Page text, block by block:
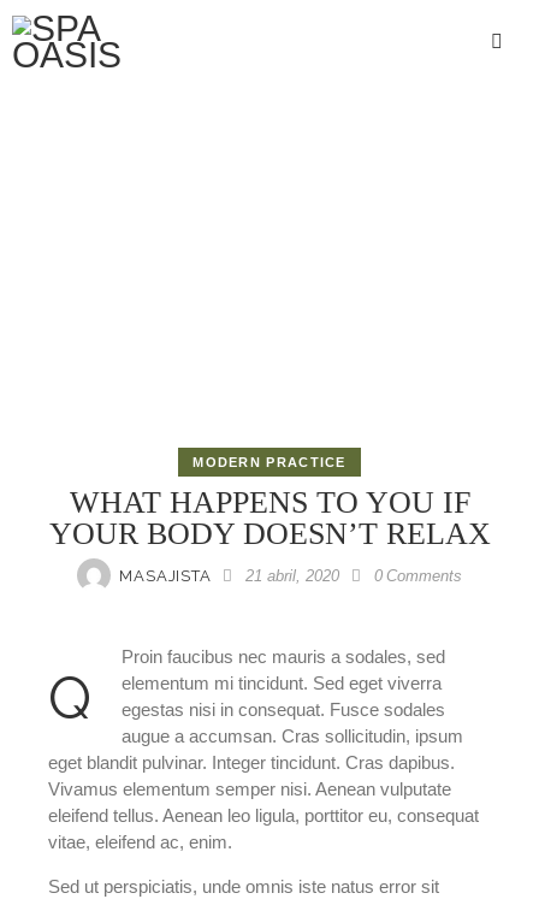
MODERN PRACTICE
WHAT HAPPENS TO YOU IF
YOUR BODY DOESN’T RELAX
MASAJISTA 21 abril, 2020 0 Comments
q
Proin faucibus nec mauris a sodales, sed
elementum mi tincidunt. Sed eget viverra
egestas nisi in consequat. Fusce sodales
augue a accumsan. Cras sollicitudin, ipsum
eget blandit pulvinar. Integer tincidunt. Cras dapibus.
Vivamus elementum semper nisi. Aenean vulputate
eleifend tellus. Aenean leo ligula, porttitor eu, consequat
vitae, eleifend ac, enim.
Sed ut perspiciatis, unde omnis iste natus error sit